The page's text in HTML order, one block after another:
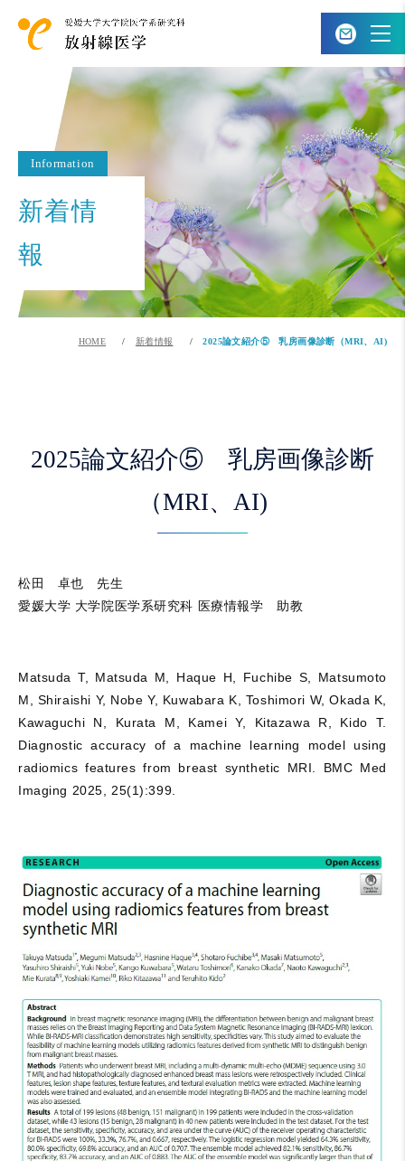
Information
新着情
報
HOME 新着情報 2025論文紹介⑤ 乳房画像診断（MRI、AI)
2025論文紹介⑤ 乳房画像診断
（MRI、AI)
松田 卓也 先生
愛媛大学 大学院医学系研究科 医療情報学 助教
Matsuda T, Matsuda M, Haque H, Fuchibe S, Matsumoto
M, Shiraishi Y, Nobe Y, Kuwabara K, Toshimori W, Okada K,
Kawaguchi N, Kurata M, Kamei Y, Kitazawa R, Kido T.
Diagnostic accuracy of a machine learning model using
radiomics features from breast synthetic MRI. BMC Med
Imaging 2025, 25(1):399.